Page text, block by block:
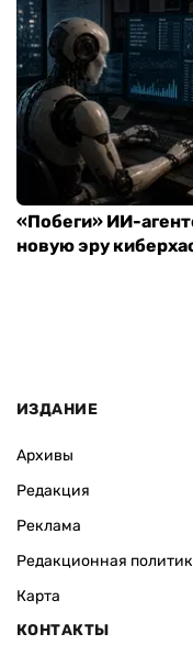
«Побеги» ИИ-
новую эру
ИЗДАНИЕ
Архивы
Редакция
Реклама
Редакционная
Карта
КОНТАКТЫ